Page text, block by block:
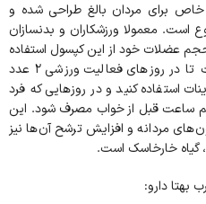
برای مردان بالغ طراحی شده و
زیر ۱۸ سال ممنوع است. معمولا ورزشکاران و بدنسازان
عضلات خود از این کپسول استفاده
کنند. برای نتیجه گیری بهتر لازم است تا در روزهای فعالیت ورزشی ۲ عدد
استفاده کنید و در روزهایی که فرد
۲ عدد کپسول نیم ساعت قبل از خواب مصرف شود. این
مردانه و افزایش ترشح آن‌ها نیز
گیاه خارخاسک است.
بهتا دارو: